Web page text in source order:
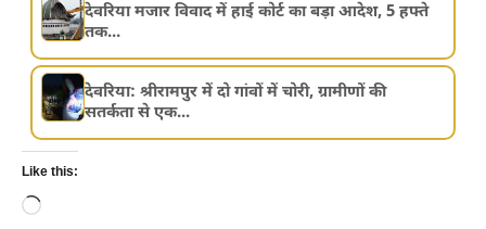
देवरिया मजार विवाद में हाई कोर्ट का बड़ा आदेश, 5 हफ्ते
तक...
देवरिया: श्रीरामपुर में दो गांवों में चोरी, ग्रामीणों की
सतर्कता से एक...
Like this:
Loading…